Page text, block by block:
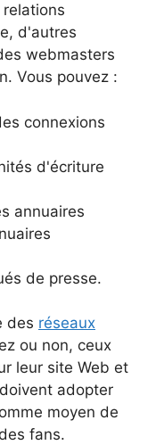
d'autres
webmasters
Vous pouvez :
connexions
d'écriture
annuaires
de presse.
des réseaux
ou non, ceux
leur site Web et
adopter
moyen de
fans.